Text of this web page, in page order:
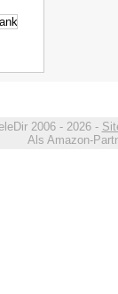
2006 - 2026 -
Als Amazon-